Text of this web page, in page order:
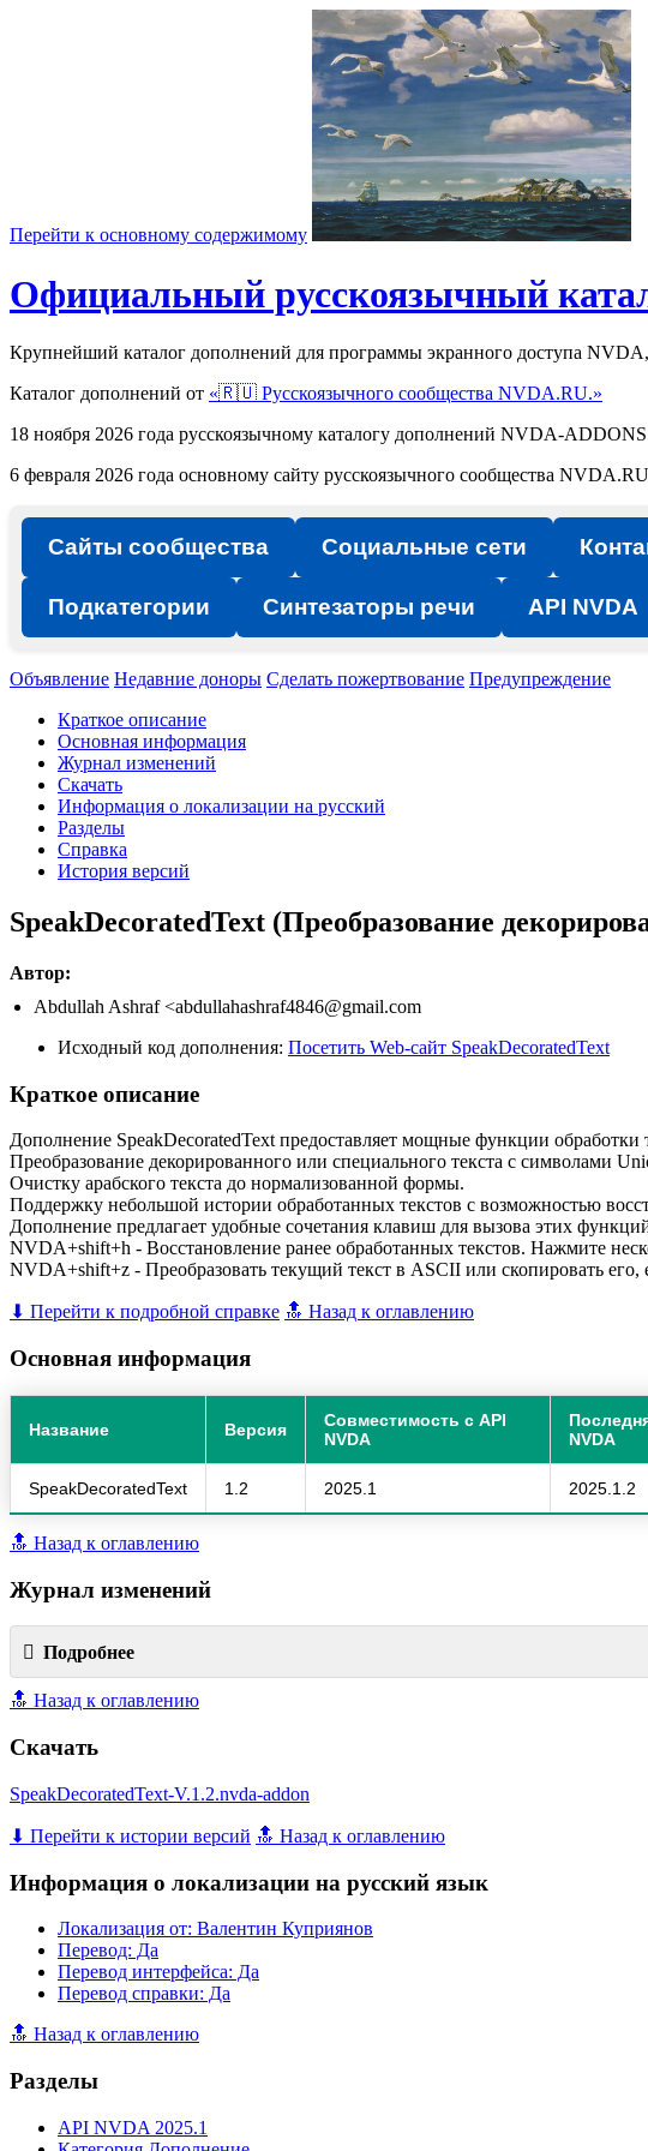
Перейти к основному содержимому
Официальный русскоязычный
Крупнейший каталог дополнений для программы экранного доступа
Каталог дополнений от «🇷🇺 Русскоязычного сообщества NVDA.RU.»
18 ноября 2026 года русскоязычному каталогу дополнений NVDA-
6 февраля 2026 года основному сайту русскоязычного сообщества
Сайты сообщества Социальные сети
Подкатегории Синтезаторы речи API NVDA
Объявление Недавние доноры Сделать пожертвование Предупреждение
Краткое описание
Основная информация
Журнал изменений
Скачать
Информация о локализации на русский
Разделы
Справка
История версий
SpeakDecoratedText (Преобразование
Автор:
Abdullah Ashraf <abdullahashraf4846@gmail.com
Исходный код дополнения: Посетить Web-сайт SpeakDecoratedText
Краткое описание
Дополнение SpeakDecoratedText предоставляет мощные функции обработки
Преобразование декорированного или специального текста с символами
Очистку арабского текста до нормализованной формы.
Поддержку небольшой истории обработанных текстов с возможностью
Дополнение предлагает удобные сочетания клавиш для вызова этих
NVDA+shift+h - Восстановление ранее обработанных текстов. Нажмите
NVDA+shift+z - Преобразовать текущий текст в ASCII или скопировать его,
⬇ Перейти к подробной справке 🔝 Назад к оглавлению
Основная информация
Название Версия
Совместимость с API
NVDA
NVDA
SpeakDecoratedText 1.2 2025.1 2025.1.2
🔝 Назад к оглавлению
Журнал изменений
Подробнее
🔝 Назад к оглавлению
Скачать
SpeakDecoratedText-V.1.2.nvda-addon
⬇ Перейти к истории версий 🔝 Назад к оглавлению
Информация о локализации на русский язык
Локализация от: Валентин Куприянов
Перевод: Да
Перевод интерфейса: Да
Перевод справки: Да
🔝 Назад к оглавлению
Разделы
API NVDA 2025.1